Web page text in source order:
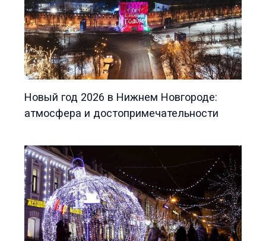
Новый год 2026 в Нижнем Новгороде:
атмосфера и достопримечательности